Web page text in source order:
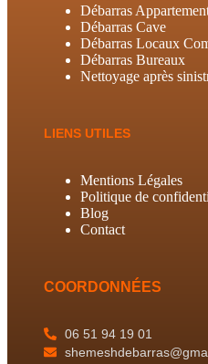
Débarras
Débarras Cave
Débarras Locaux
Débarras Bureaux
Nettoyage après
LIENS UTILES
Mentions Légales
Politique de
Blog
Contact
COORDONNÉES
06 51 94 19 01